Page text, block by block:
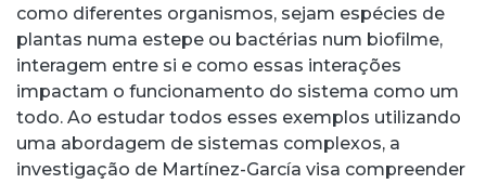
como diferentes organismos, sejam espécies de
plantas numa estepe ou bactérias num biofilme,
interagem entre si e como essas interações
impactam o funcionamento do sistema como um
todo. Ao estudar todos esses exemplos utilizando
uma abordagem de sistemas complexos, a
investigação de Martínez-García visa compreender